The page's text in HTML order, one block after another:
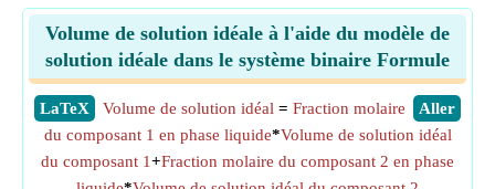
Volume de solution idéale à l'aide du modèle de
solution idéale dans le système binaire Formule
​LaTeX ​Aller
Volume de solution idéal = Fraction molaire
du composant 1 en phase liquide*Volume de solution idéal
du composant 1+Fraction molaire du composant 2 en phase